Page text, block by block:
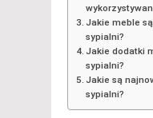
Jakie meble
sypialni?
Jakie dodatki
sypialni?
Jakie są
sypialni?